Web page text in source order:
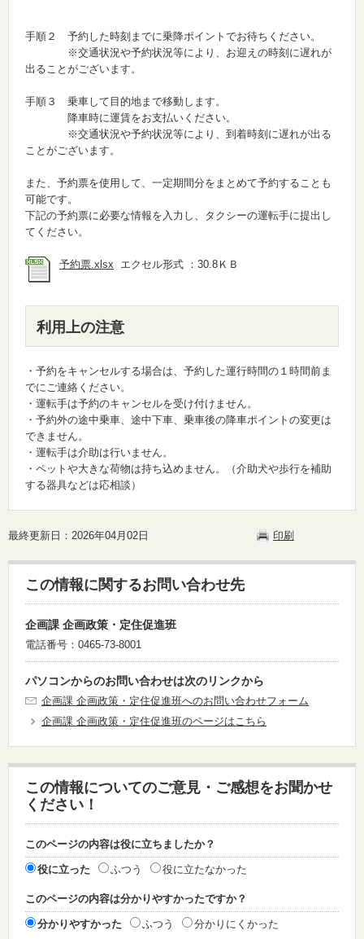
手順２ 予約した時刻までに乗降ポイントでお待ちください。
※交通状況や予約状況等により、お迎えの時刻に遅れが
出ることがございます。
手順３ 乗車して目的地まで移動します。
降車時に運賃をお支払いください。
※交通状況や予約状況等により、到着時刻に遅れが出る
ことがございます。
また、予約票を使用して、一定期間分をまとめて予約することも
可能です。
下記の予約票に必要な情報を入力し、タクシーの運転手に提出し
てください。
予約票.xlsx エクセル形式 ：30.8ＫＢ
利用上の注意
・予約をキャンセルする場合は、予約した運行時間の１時間前ま
でにご連絡ください。
・運転手は予約のキャンセルを受け付けません。
・予約外の途中乗車、途中下車、乗車後の降車ポイントの変更は
できません。
・運転手は介助は行いません。
・ペットや大きな荷物は持ち込めません。（介助犬や歩行を補助
する器具などは応相談）
最終更新日：2026年04月02日 印刷
この情報に関するお問い合わせ先
企画課 企画政策・定住促進班
電話番号：0465-73-8001
パソコンからのお問い合わせは次のリンクから
企画課 企画政策・定住促進班へのお問い合わせフォーム
企画課 企画政策・定住促進班のページはこちら
この情報についてのご意見・ご感想をお聞かせ
ください！
このページの内容は役に立ちましたか？
役に立った ふつう 役に立たなかった
このページの内容は分かりやすかったですか？
分かりやすかった ふつう 分かりにくかった